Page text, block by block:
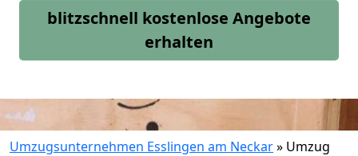
blitzschnell kostenlose Angebote
erhalten
Umzugsunternehmen Esslingen am Neckar» Umzug